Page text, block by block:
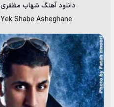
دانلود آهنگ شهاب مظفری
Yek Shabe Asheghane